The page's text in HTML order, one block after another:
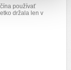
používať
držala len v